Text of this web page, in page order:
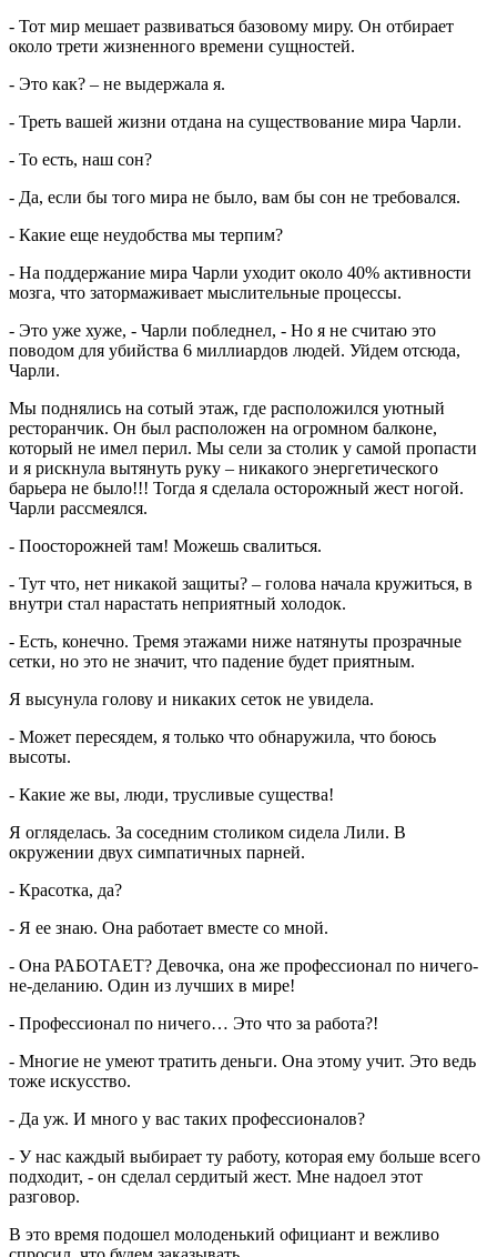
- Тот мир мешает развиваться базовому миру. Он отбирает
около трети жизненного времени сущностей.
- Это как? – не выдержала я.
- Треть вашей жизни отдана на существование мира Чарли.
- То есть, наш сон?
- Да, если бы того мира не было, вам бы сон не требовался.
- Какие еще неудобства мы терпим?
- На поддержание мира Чарли уходит около 40% активности
мозга, что затормаживает мыслительные процессы.
- Это уже хуже, - Чарли побледнел, - Но я не считаю это
поводом для убийства 6 миллиардов людей. Уйдем отсюда,
Чарли.
Мы поднялись на сотый этаж, где расположился уютный
ресторанчик. Он был расположен на огромном балконе,
который не имел перил. Мы сели за столик у самой пропасти
и я рискнула вытянуть руку – никакого энергетического
барьера не было!!! Тогда я сделала осторожный жест ногой.
Чарли рассмеялся.
- Поосторожней там! Можешь свалиться.
- Тут что, нет никакой защиты? – голова начала кружиться, в
внутри стал нарастать неприятный холодок.
- Есть, конечно. Тремя этажами ниже натянуты прозрачные
сетки, но это не значит, что падение будет приятным.
Я высунула голову и никаких сеток не увидела.
- Может пересядем, я только что обнаружила, что боюсь
высоты.
- Какие же вы, люди, трусливые существа!
Я огляделась. За соседним столиком сидела Лили. В
окружении двух симпатичных парней.
- Красотка, да?
- Я ее знаю. Она работает вместе со мной.
- Она РАБОТАЕТ? Девочка, она же профессионал по ничего-
не-деланию. Один из лучших в мире!
- Профессионал по ничего… Это что за работа?!
- Многие не умеют тратить деньги. Она этому учит. Это ведь
тоже искусство.
- Да уж. И много у вас таких профессионалов?
- У нас каждый выбирает ту работу, которая ему больше всего
подходит, - он сделал сердитый жест. Мне надоел этот
разговор.
В это время подошел молоденький официант и вежливо